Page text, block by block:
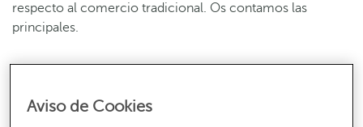
respecto al comercio tradicional. Os contamos las
principales.
online
Aviso de Cookies